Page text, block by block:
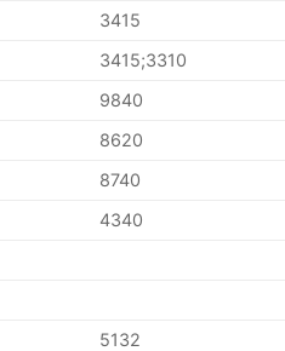
3415
3415;3310
9840
8620
8740
4340
5132